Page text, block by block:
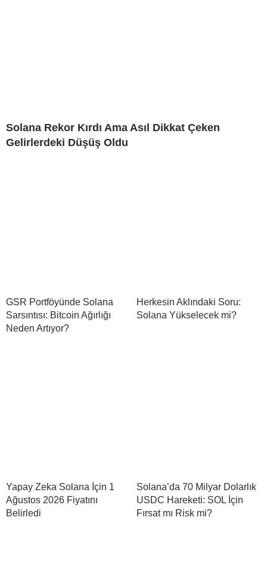
Solana Rekor Kırdı Ama Asıl Dikkat Çeken
Gelirlerdeki Düşüş Oldu
GSR Portföyünde Solana
Sarsıntısı: Bitcoin Ağırlığı
Neden Artıyor?
Herkesin Aklındaki Soru:
Solana Yükselecek mi?
Yapay Zeka Solana İçin 1
Ağustos 2026 Fiyatını
Belirledi
Solana’da 70 Milyar Dolarlık
USDC Hareketi: SOL İçin
Fırsat mı Risk mi?